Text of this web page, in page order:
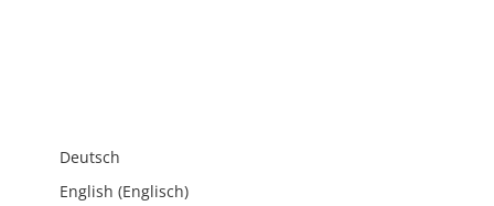
Deutsch
English (Englisch)